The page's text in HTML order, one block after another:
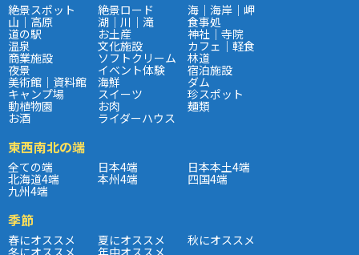
絶景スポット 絶景ロード 海｜海岸｜岬
山｜高原 湖｜川｜滝 食事処
道の駅 お土産 神社｜寺院
温泉 文化施設 カフェ｜軽食
商業施設 ソフトクリーム 林道
夜景 イベント体験 宿泊施設
美術館｜資料館 海鮮 ダム
キャンプ場 スイーツ 珍スポット
動植物園 お肉 麺類
お酒 ライダーハウス
東西南北の端
全ての端 日本4端 日本本土4端
北海道4端 本州4端 四国4端
九州4端
季節
春にオススメ 夏にオススメ 秋にオススメ
冬にオススメ 年中オススメ